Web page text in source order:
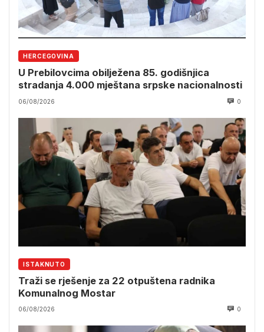
HERCEGOVINA
U Prebilovcima obilježena 85. godišnjica
stradanja 4.000 mještana srpske nacionalnosti
06/08/2026 0
ISTAKNUTO
Traži se rješenje za 22 otpuštena radnika
Komunalnog Mostar
06/08/2026 0